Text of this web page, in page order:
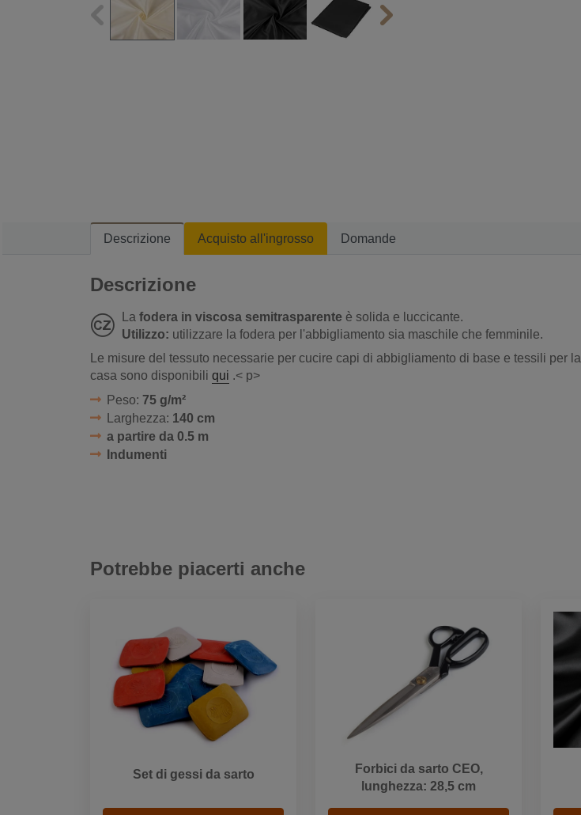
Descrizione Acquisto all'ingrosso Domande
Descrizione
La fodera in viscosa semitrasparente è solida e luccicante.
Utilizzo: utilizzare la fodera per l'abbigliamento sia maschile che femminile.
Le misure del tessuto necessarie per cucire capi di abbigliamento di base e tessili per la
casa sono disponibili qui .< p>
Peso: 75 g/m²
Larghezza: 140 cm
a partire da 0.5 m
Indumenti
Potrebbe piacerti anche
Set di gessi da sarto
Forbici da sarto CEO,
lunghezza: 28,5 cm